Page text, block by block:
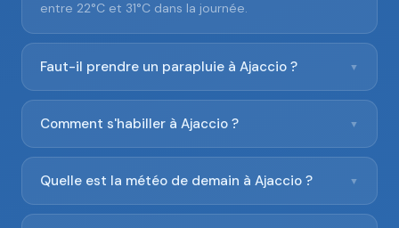
entre 22°C et 31°C dans la journée.
Faut-il prendre un parapluie à Ajaccio ? ▼
Comment s'habiller à Ajaccio ? ▼
Quelle est la météo de demain à Ajaccio ? ▼